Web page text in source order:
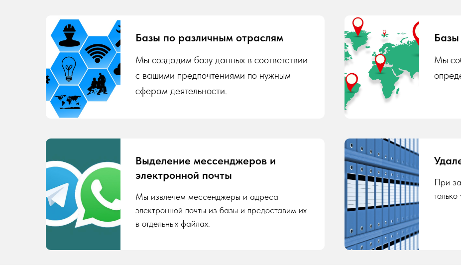
Базы по различным отраслям
Мы создадим базу данных в соответствии
с вашими предпочтениями по нужным
сферам деятельности.
Мы
Выделение мессенджеров и
электронной почты
Мы извлечем мессенджеры и адреса
электронной почты из базы и предоставим их
в отдельных файлах.
При